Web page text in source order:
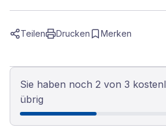
Teilen Drucken Merken
Sie haben noch 2 von 3
übrig